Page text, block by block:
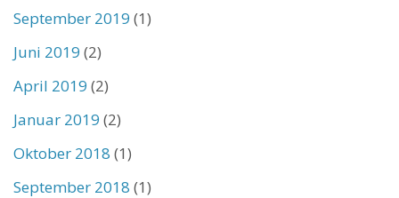
September 2019 (1)
Juni 2019 (2)
April 2019 (2)
Januar 2019 (2)
Oktober 2018 (1)
September 2018 (1)